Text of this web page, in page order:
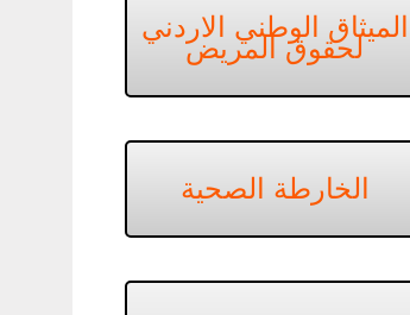
الميثاق الوطني الاردني
لحقوق المريض
الخارطة الصحية